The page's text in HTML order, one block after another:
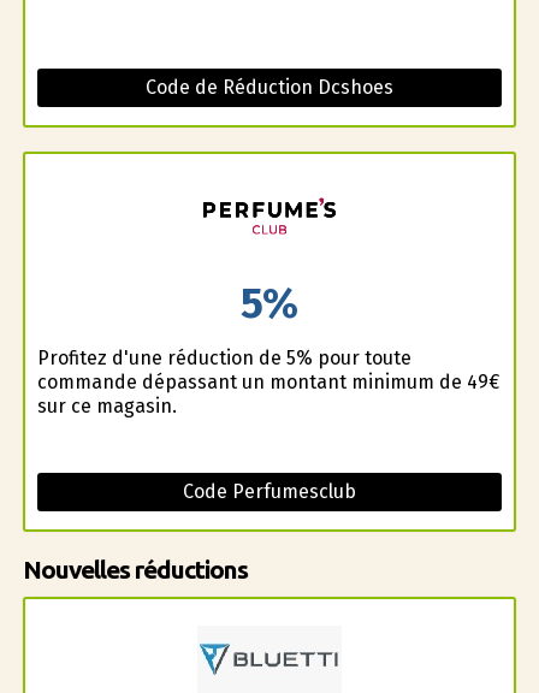
Code de Réduction Dcshoes
5%
Profitez d'une réduction de 5% pour toute
commande dépassant un montant minimum de 49€
sur ce magasin.
Code Perfumesclub
Nouvelles réductions